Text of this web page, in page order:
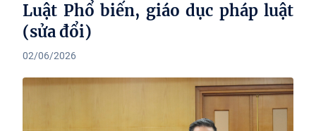
Luật Phổ biến, giáo dục pháp luật
(sửa đổi)
02/06/2026